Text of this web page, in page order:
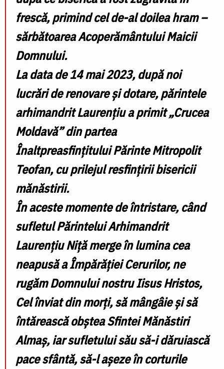
frescă, primind cel de-al doilea hram –
sărbătoarea Acoperământului Maicii
Domnului.
La data de 14 mai 2023, după noi
lucrări de renovare și dotare, părintele
arhimandrit Laurențiu a primit „Crucea
Moldavă” din partea
Înaltpreasfințitului Părinte Mitropolit
Teofan, cu prilejul resfințirii bisericii
mănăstirii.
În aceste momente de întristare, când
sufletul Părintelui Arhimandrit
Laurențiu Niță merge în lumina cea
neapusă a Împărăției Cerurilor, ne
rugăm Domnului nostru Iisus Hristos,
Cel înviat din morți, să mângâie și să
întărească obștea Sfintei Mănăstiri
Almaș, iar sufletului său să-i dăruiască
pace sfântă, să-l așeze în corturile